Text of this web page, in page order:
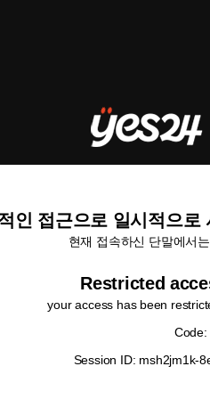
인 접근으로 일시적으
현재 접속하신 단말에서
Restricted
your access has been
Code:
Session ID: msh2jm1k-